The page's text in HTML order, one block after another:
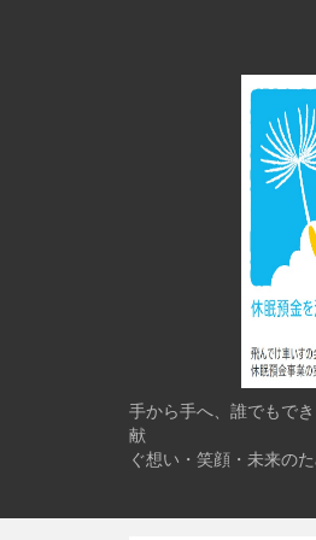
手から手へ、誰でもで
献
ぐ想い・笑顔・未来の